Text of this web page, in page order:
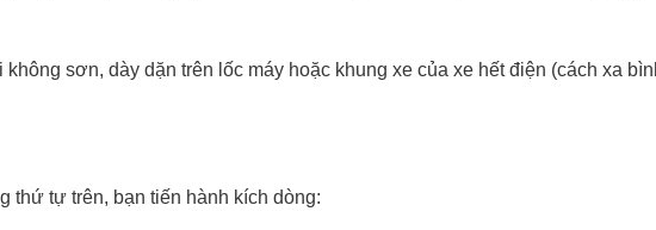
không sơn, dày dặn trên lốc máy hoặc khung xe của xe hết điện (cách xa
thứ tự trên, bạn tiến hành kích dòng: